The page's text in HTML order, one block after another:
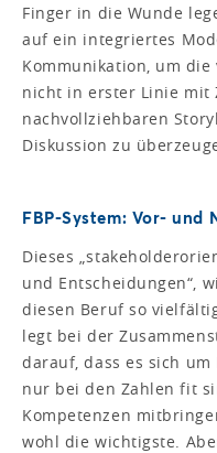
Finger in die Wunde
auf ein integriertes
Kommunikation, um
nicht in erster Linie mit
nachvollziehbaren
Diskussion zu
FBP-System: Vor- und
Dieses
und Entscheidungen“,
diesen Beruf so
legt bei der
darauf, dass es sich
nur bei den Zahlen fit
Kompetenzen
wohl die wichtigste.